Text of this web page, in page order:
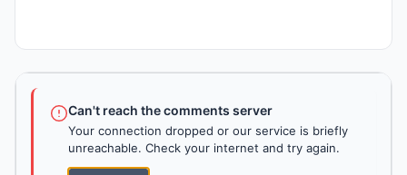
Can't reach the comments server
Your connection dropped or our service is briefly
unreachable. Check your internet and try again.